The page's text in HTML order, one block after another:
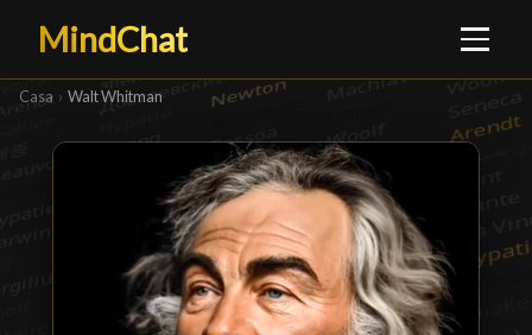
MindChat
Casa › Walt Whitman